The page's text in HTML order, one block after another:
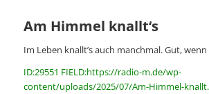
Am Himmel knallt‘s
Im Leben knallt’s auch manchmal. Gut,
ID:29551 FIELD:https://radio-m.de/wp-
content/uploads/2025/07/Am-Himmel-